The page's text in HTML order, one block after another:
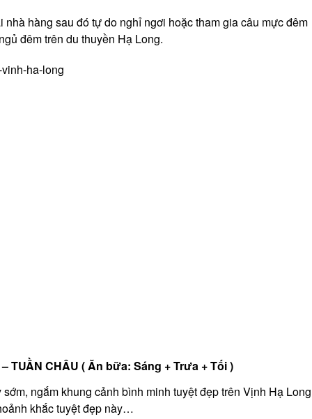
nhà hàng sau đó tự do nghỉ ngơi hoặc tham gia câu mực đêm
đêm trên du thuyền Hạ Long.
TUẦN CHÂU ( Ăn bữa: Sáng + Trưa + Tối )
sớm, ngắm khung cảnh bình minh tuyệt đẹp trên Vịnh Hạ Long
khắc tuyệt đẹp này…